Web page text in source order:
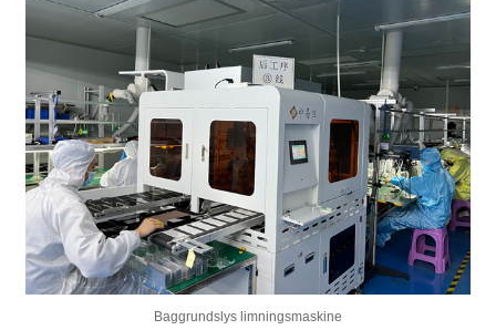
Baggrundslys limningsmaskine